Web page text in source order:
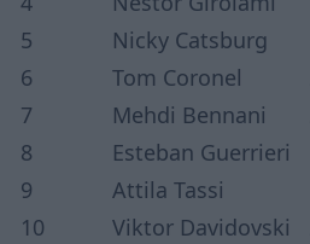
5
Nicky Catsburg
6
Tom Coronel
7
Mehdi Bennani
8
Esteban Guerrieri
9
Attila Tassi
10
Viktor Davidovski